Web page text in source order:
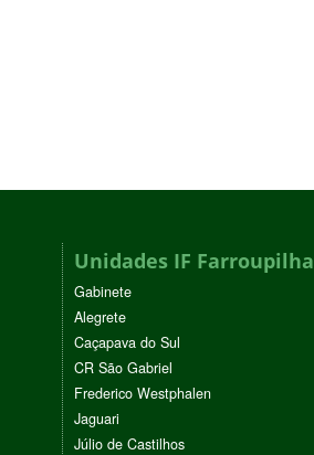
Unidades IF Farroupilha
Gabinete
Alegrete
Caçapava do Sul
CR São Gabriel
Frederico Westphalen
Jaguari
Júlio de Castilhos